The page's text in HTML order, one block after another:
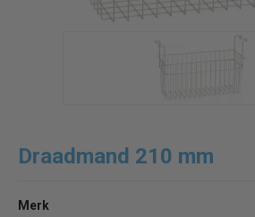
Draadmand 210 mm
Merk